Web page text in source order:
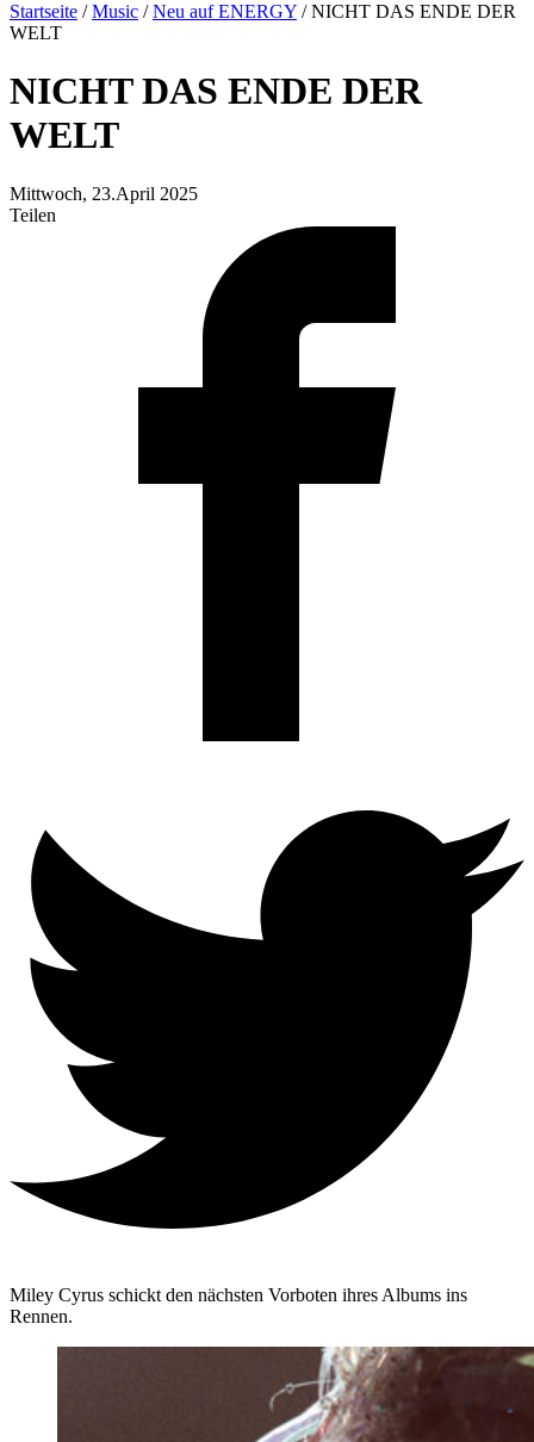
Startseite /Music /Neu auf ENERGY /NICHT DAS ENDE DER
WELT
NICHT DAS ENDE DER
WELT
Mittwoch, 23.April 2025
Teilen
Miley Cyrus schickt den nächsten Vorboten ihres Albums ins
Rennen.